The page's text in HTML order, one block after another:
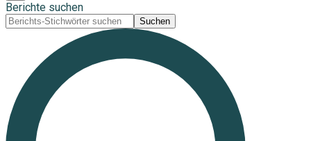
Berichte suchen
Suchen